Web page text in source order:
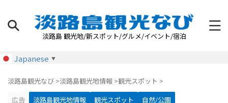
淡路島 観光地/新スポット/グルメ/イベント/宿泊
Japanese ▼
淡路島観光なび >淡路島観光地情報 >観光スポット >
広告
淡路島観光地情報 観光スポット 自然/公園